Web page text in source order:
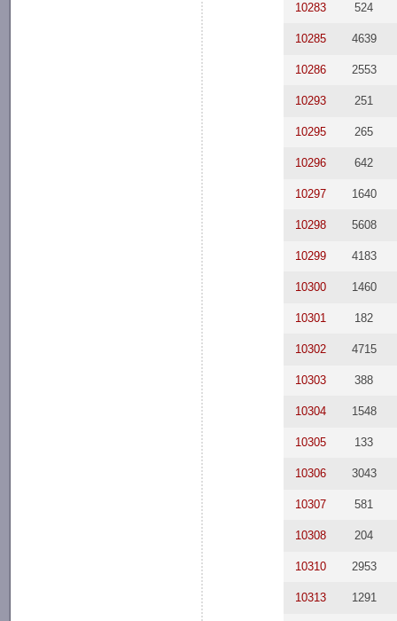
10283 524
10285 4639
10286 2553
10293 251
10295 265
10296 642
10297 1640
10298 5608
10299 4183
10300 1460
10301 182
10302 4715
10303 388
10304 1548
10305 133
10306 3043
10307 581
10308 204
10310 2953
10313 1291